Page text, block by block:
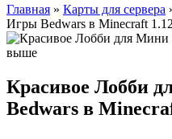
Главная » Карты для сервера
Игры Bedwars в Minecraft
Красивое Лобби
Bedwars в